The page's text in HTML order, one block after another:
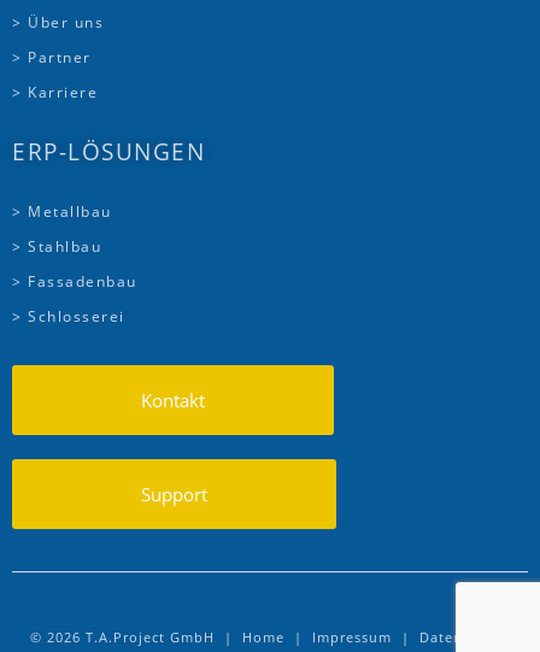
> Über uns
> Partner
> Karriere
ERP-LÖSUNGEN
> Metallbau
> Stahlbau
> Fassadenbau
> Schlosserei
Kontakt
Support
© 2026 T.A.Project GmbH | Home | Impressum | Datenschutz